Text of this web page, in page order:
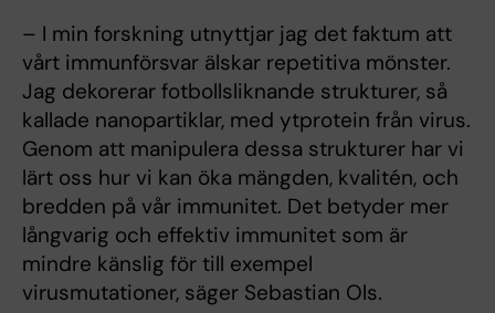
– I min forskning utnyttjar jag det faktum att
vårt immunförsvar älskar repetitiva mönster.
Jag dekorerar fotbollsliknande strukturer, så
kallade nanopartiklar, med ytprotein från virus.
Genom att manipulera dessa strukturer har vi
lärt oss hur vi kan öka mängden, kvalitén, och
bredden på vår immunitet. Det betyder mer
långvarig och effektiv immunitet som är
mindre känslig för till exempel
virusmutationer, säger Sebastian Ols.